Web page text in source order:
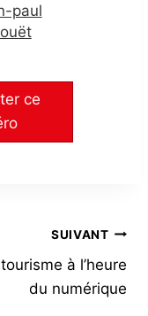
paul
ce
SUIVANT
à l’heure
du numérique